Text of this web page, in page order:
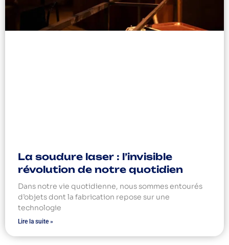
La soudure laser : l’invisible
révolution de notre quotidien
Dans notre vie quotidienne, nous sommes entourés
d’objets dont la fabrication repose sur une
technologie
Lire la suite »